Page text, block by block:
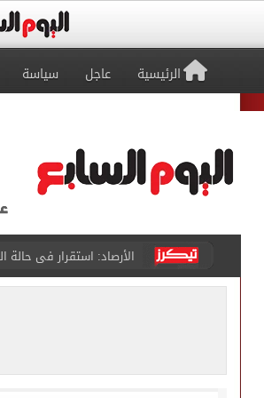
الرئيسية عاجل سياسة
جماهير طرابزون سبور
لغز اختفاء مجتبى خامنئي
رئيس الوزراء: لدينا